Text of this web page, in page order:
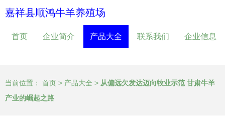
嘉祥县顺鸿牛羊养殖场
首页 企业简介 产品大全 联系我们 企业信息
当前位置： 首页 > 产品大全 > 从偏远欠发达迈向牧业示范 甘肃牛羊
产业的崛起之路